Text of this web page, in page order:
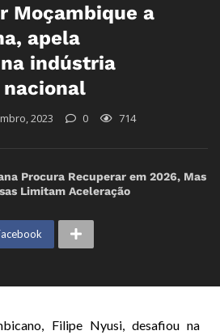
Moçambique a
apela
indústria
2023 0 714
Procura Recuperar em 2026, Mas
Limitam Aceleração
Filipe Nyusi, desafiou na